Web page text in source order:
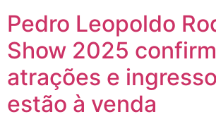
Pedro Leopoldo
Show 2025
atrações e
estão à venda